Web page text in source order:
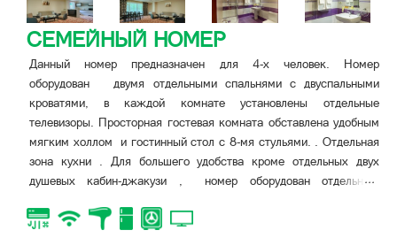
СЕМЕЙНЫЙ НОМЕР
Данный номер предназначен для 4-х человек. Номер
оборудован двумя отдельными спальнями с двуспальными
кроватями, в каждой комнате установлены отдельные
телевизоры. Просторная гостевая комната обставлена удобным
мягким холлом и гостинный стол с 8-мя стульями. . Отдельная
зона кухни . Для большего удобства кроме отдельных двух
душевых кабин-джакузи , номер оборудован отдельным
В номере имеется трюмо, бельевой шкаф, несгораемый сейф,
...